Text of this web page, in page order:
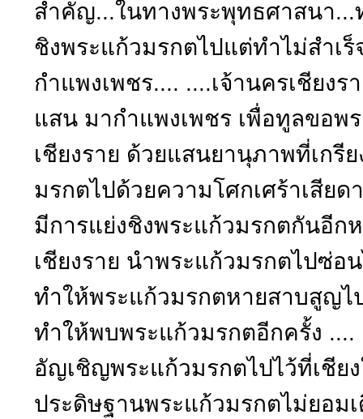
สำคัญ...ในทางพระพุทธศาสนา...
ชิงพระแก้วมรกตไปแต่ทำไม่สำเ
กำแพงเพชร.... ....เจ้านครเชียง
แสน มากำแพงเพชร เพื่อทูลขอพ
เชียงราย ด้วยแสนยานุภาพที่เกรี
มรกตไปด้วยความโศกเศร้าเสีย
มีการแย่งชิงพระแก้วมรกตกันอีก
เชียงราย นำพระแก้วมรกตไปซ่อ
ทำให้พระแก้วมรกตหายสาบสูญไ
ทำให้พบพระแก้วมรกตอีกครั้ง ....
อัญเชิญพระแก้วมรกตไปไว้ที่เชีย
ประดิษฐานพระแก้วมรกตไม่ยอม